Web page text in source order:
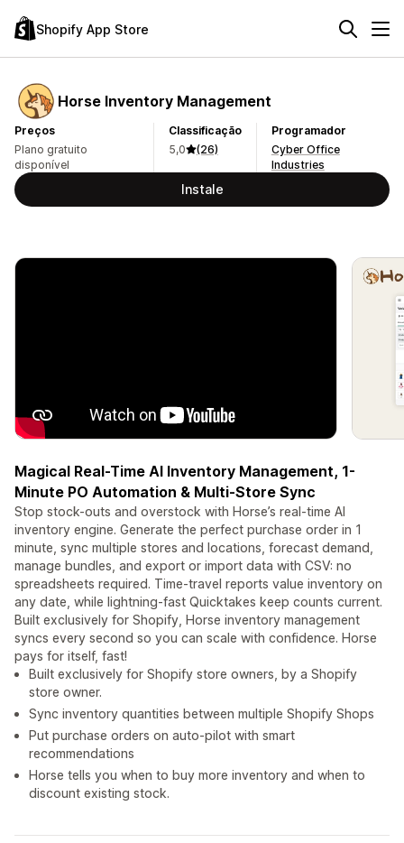
Shopify App Store
Horse Inventory Management
Preços
Plano gratuito
disponível
Classificação
5,0
(26)
Programador
Cyber Office
Industries
Instale
Magical Real-Time AI Inventory Management, 1-
Minute PO Automation & Multi-Store Sync
Stop stock-outs and overstock with Horse’s real-time AI
inventory engine. Generate the perfect purchase order in 1
minute, sync multiple stores and locations, forecast demand,
manage bundles, and export or import data with CSV: no
spreadsheets required. Time-travel reports value inventory on
any date, while lightning-fast Quicktakes keep counts current.
Built exclusively for Shopify, Horse inventory management
syncs every second so you can scale with confidence. Horse
pays for itself, fast!
Built exclusively for Shopify store owners, by a Shopify
store owner.
Sync inventory quantities between multiple Shopify Shops
Put purchase orders on auto-pilot with smart
recommendations
Horse tells you when to buy more inventory and when to
discount existing stock.